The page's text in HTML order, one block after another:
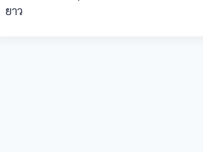
ยาว